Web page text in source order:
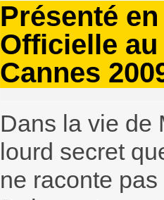
Présenté
Officielle
Cannes
Dans la vie de
lourd secret
ne raconte